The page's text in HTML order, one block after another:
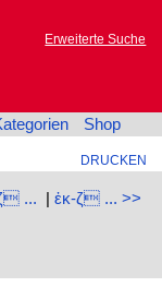
Erweiterte Suche
Shop
DRUCKEN
... | ἐκ-ζ ... >>